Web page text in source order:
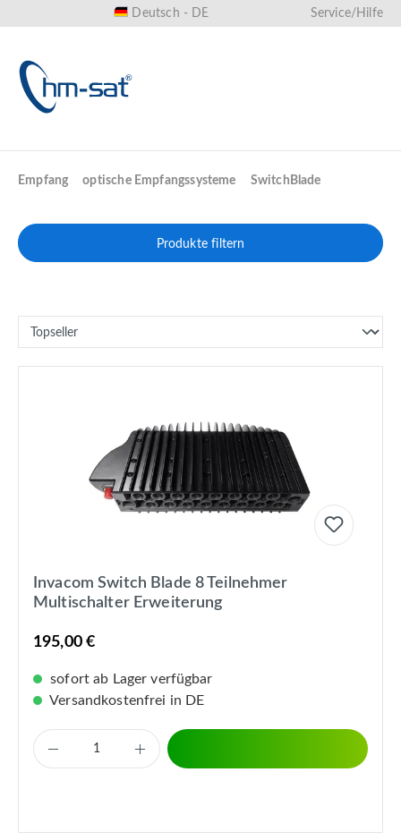
Deutsch - DE Service/Hilfe
Empfang optische Empfangssysteme SwitchBlade
Produkte filtern
Invacom Switch Blade 8 Teilnehmer
Multischalter Erweiterung
195,00 €
sofort ab Lager verfügbar
Versandkostenfrei in DE